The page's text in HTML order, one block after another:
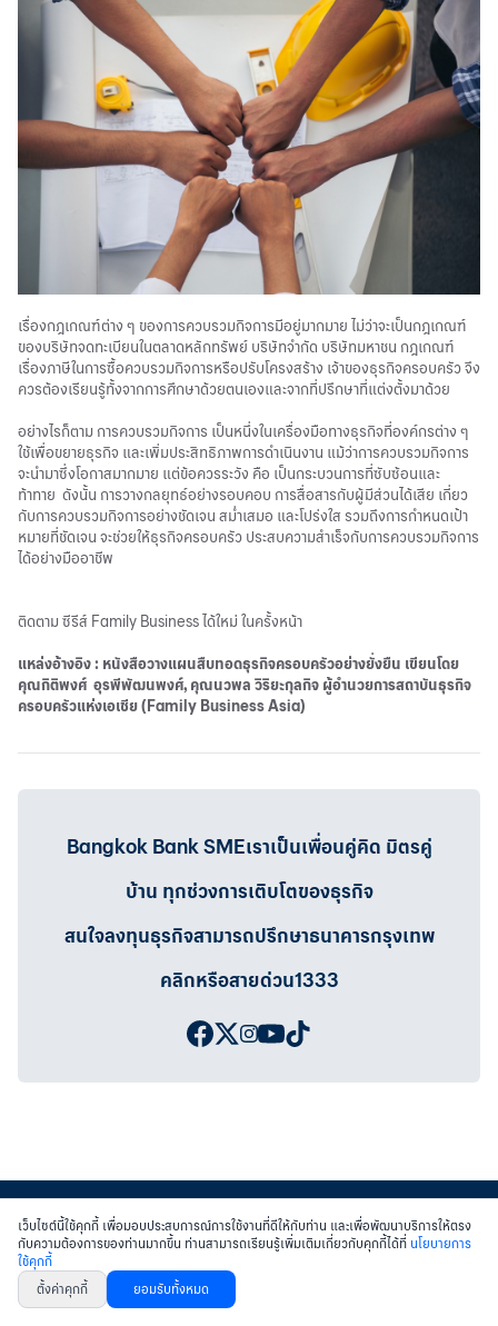
เรื่องกฎเกณฑ์ต่าง ๆ ของการควบรวมกิจการมีอยู่มากมาย ไม่ว่าจะเป็นกฎเกณฑ์
ของบริษัทจดทะเบียนในตลาดหลักทรัพย์ บริษัทจำกัด บริษัทมหาชน กฎเกณฑ์
เรื่องภาษีในการซื้อควบรวมกิจการหรือปรับโครงสร้าง เจ้าของธุรกิจครอบครัว จึง
ควรต้องเรียนรู้ทั้งจากการศึกษาด้วยตนเองและจากที่ปรึกษาที่แต่งตั้งมาด้วย
อย่างไรก็ตาม การควบรวมกิจการ เป็นหนึ่งในเครื่องมือทางธุรกิจที่องค์กรต่าง ๆ
ใช้เพื่อขยายธุรกิจ และเพิ่มประสิทธิภาพการดำเนินงาน แม้ว่าการควบรวมกิจการ
จะนำมาซึ่งโอกาสมากมาย แต่ข้อควรระวัง คือ เป็นกระบวนการที่ซับซ้อนและ
ท้าทาย ดังนั้น การวางกลยุทธ์อย่างรอบคอบ การสื่อสารกับผู้มีส่วนได้เสีย เกี่ยว
กับการควบรวมกิจการอย่างชัดเจน สม่ำเสมอ และโปร่งใส รวมถึงการกำหนดเป้า
หมายที่ชัดเจน จะช่วยให้ธุรกิจครอบครัว ประสบความสำเร็จกับการควบรวมกิจการ
ได้อย่างมืออาชีพ
ติดตาม ซีรีส์ Family Business ได้ใหม่ ในครั้งหน้า
แหล่งอ้างอิง : หนังสือวางแผนสืบทอดธุรกิจครอบครัวอย่างยั่งยืน เขียนโดย
คุณกิติพงศ์ อุรพีพัฒนพงศ์, คุณนวพล วิริยะกุลกิจ ผู้อำนวยการสถาบันธุรกิจ
ครอบครัวแห่งเอเชีย (Family Business Asia)
Bangkok Bank SMEเราเป็นเพื่อนคู่คิด มิตรคู่
บ้าน ทุกช่วงการเติบโตของธุรกิจ
สนใจลงทุนธุรกิจสามารถปรึกษาธนาคารกรุงเทพ
คลิกหรือสายด่วน1333
สงวนสิทธิ์ พ.ศ.2558 บมจ.ธนาคารกรุงเทพฯ
หนังสือแจ้งการคุ้มครองข้อมูลส่วนบุคคล
เว็บไซต์นี้ใช้คุกกี้ เพื่อมอบประสบการณ์การใช้งานที่ดีให้กับท่าน และเพื่อพัฒนาบริการให้ตรง
กับความต้องการของท่านมากขึ้น ท่านสามารถเรียนรู้เพิ่มเติมเกี่ยวกับคุกกี้ได้ที่ นโยบายการ
ใช้คุกกี้
ตั้งค่าคุกกี้
ยอมรับทั้งหมด